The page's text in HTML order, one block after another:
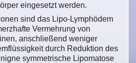
eingesetzt werden.
sind das Lipo-Lymphödem
Vermehrung von
anschließend weniger
durch Reduktion des
symmetrische Lipomatose